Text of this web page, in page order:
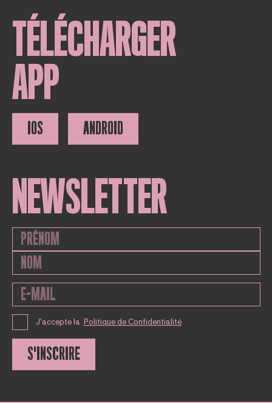
TÉLÉCHARGER
APP
IOS ANDROID
NEWSLETTER
J'accepte la Politique de Confidentialité
S'INSCRIRE